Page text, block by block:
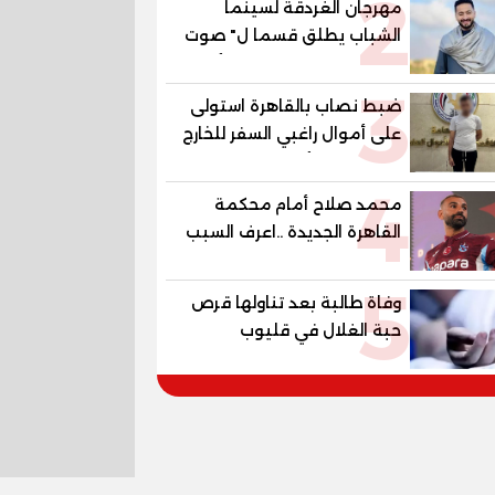
2
مهرجان الغردقة لسينما
الشباب يطلق قسما ل" صوت
السينما" ..وحمادة هلال أول
المكرمين
3
ضبط نصاب بالقاهرة استولى
على أموال راغبي السفر للخارج
بزعم توفير تأشيرات
4
محمد صلاح أمام محكمة
القاهرة الجديدة ..اعرف السبب
5
وفاة طالبة بعد تناولها قرص
حبة الغلال في قليوب